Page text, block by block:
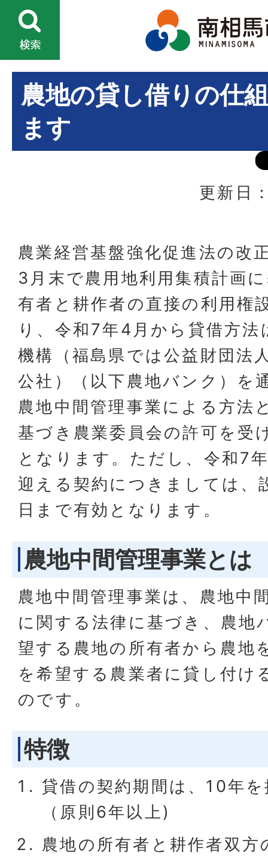
農地の貸し借りの仕
ます
更新日
農業経営基盤強化促進法の改
3月末で農用地利用集積計画
有者と耕作者の直接の利用権
り、令和7年4月から貸借方法
機構（福島県では公益財団法
公社）（以下農地バンク）を
農地中間管理事業による方法
基づき農業委員会の許可を受
となります。ただし、令和7
迎える契約につきましては、
日まで有効となります。
農地中間管理事業とは
農地中間管理事業は、農地中
に関する法律に基づき、農地
望する農地の所有者から農地
を希望する農業者に貸し付け
のです。
特徴
貸借の契約期間は、10年
（原則6年以上)
農地の所有者と耕作者双